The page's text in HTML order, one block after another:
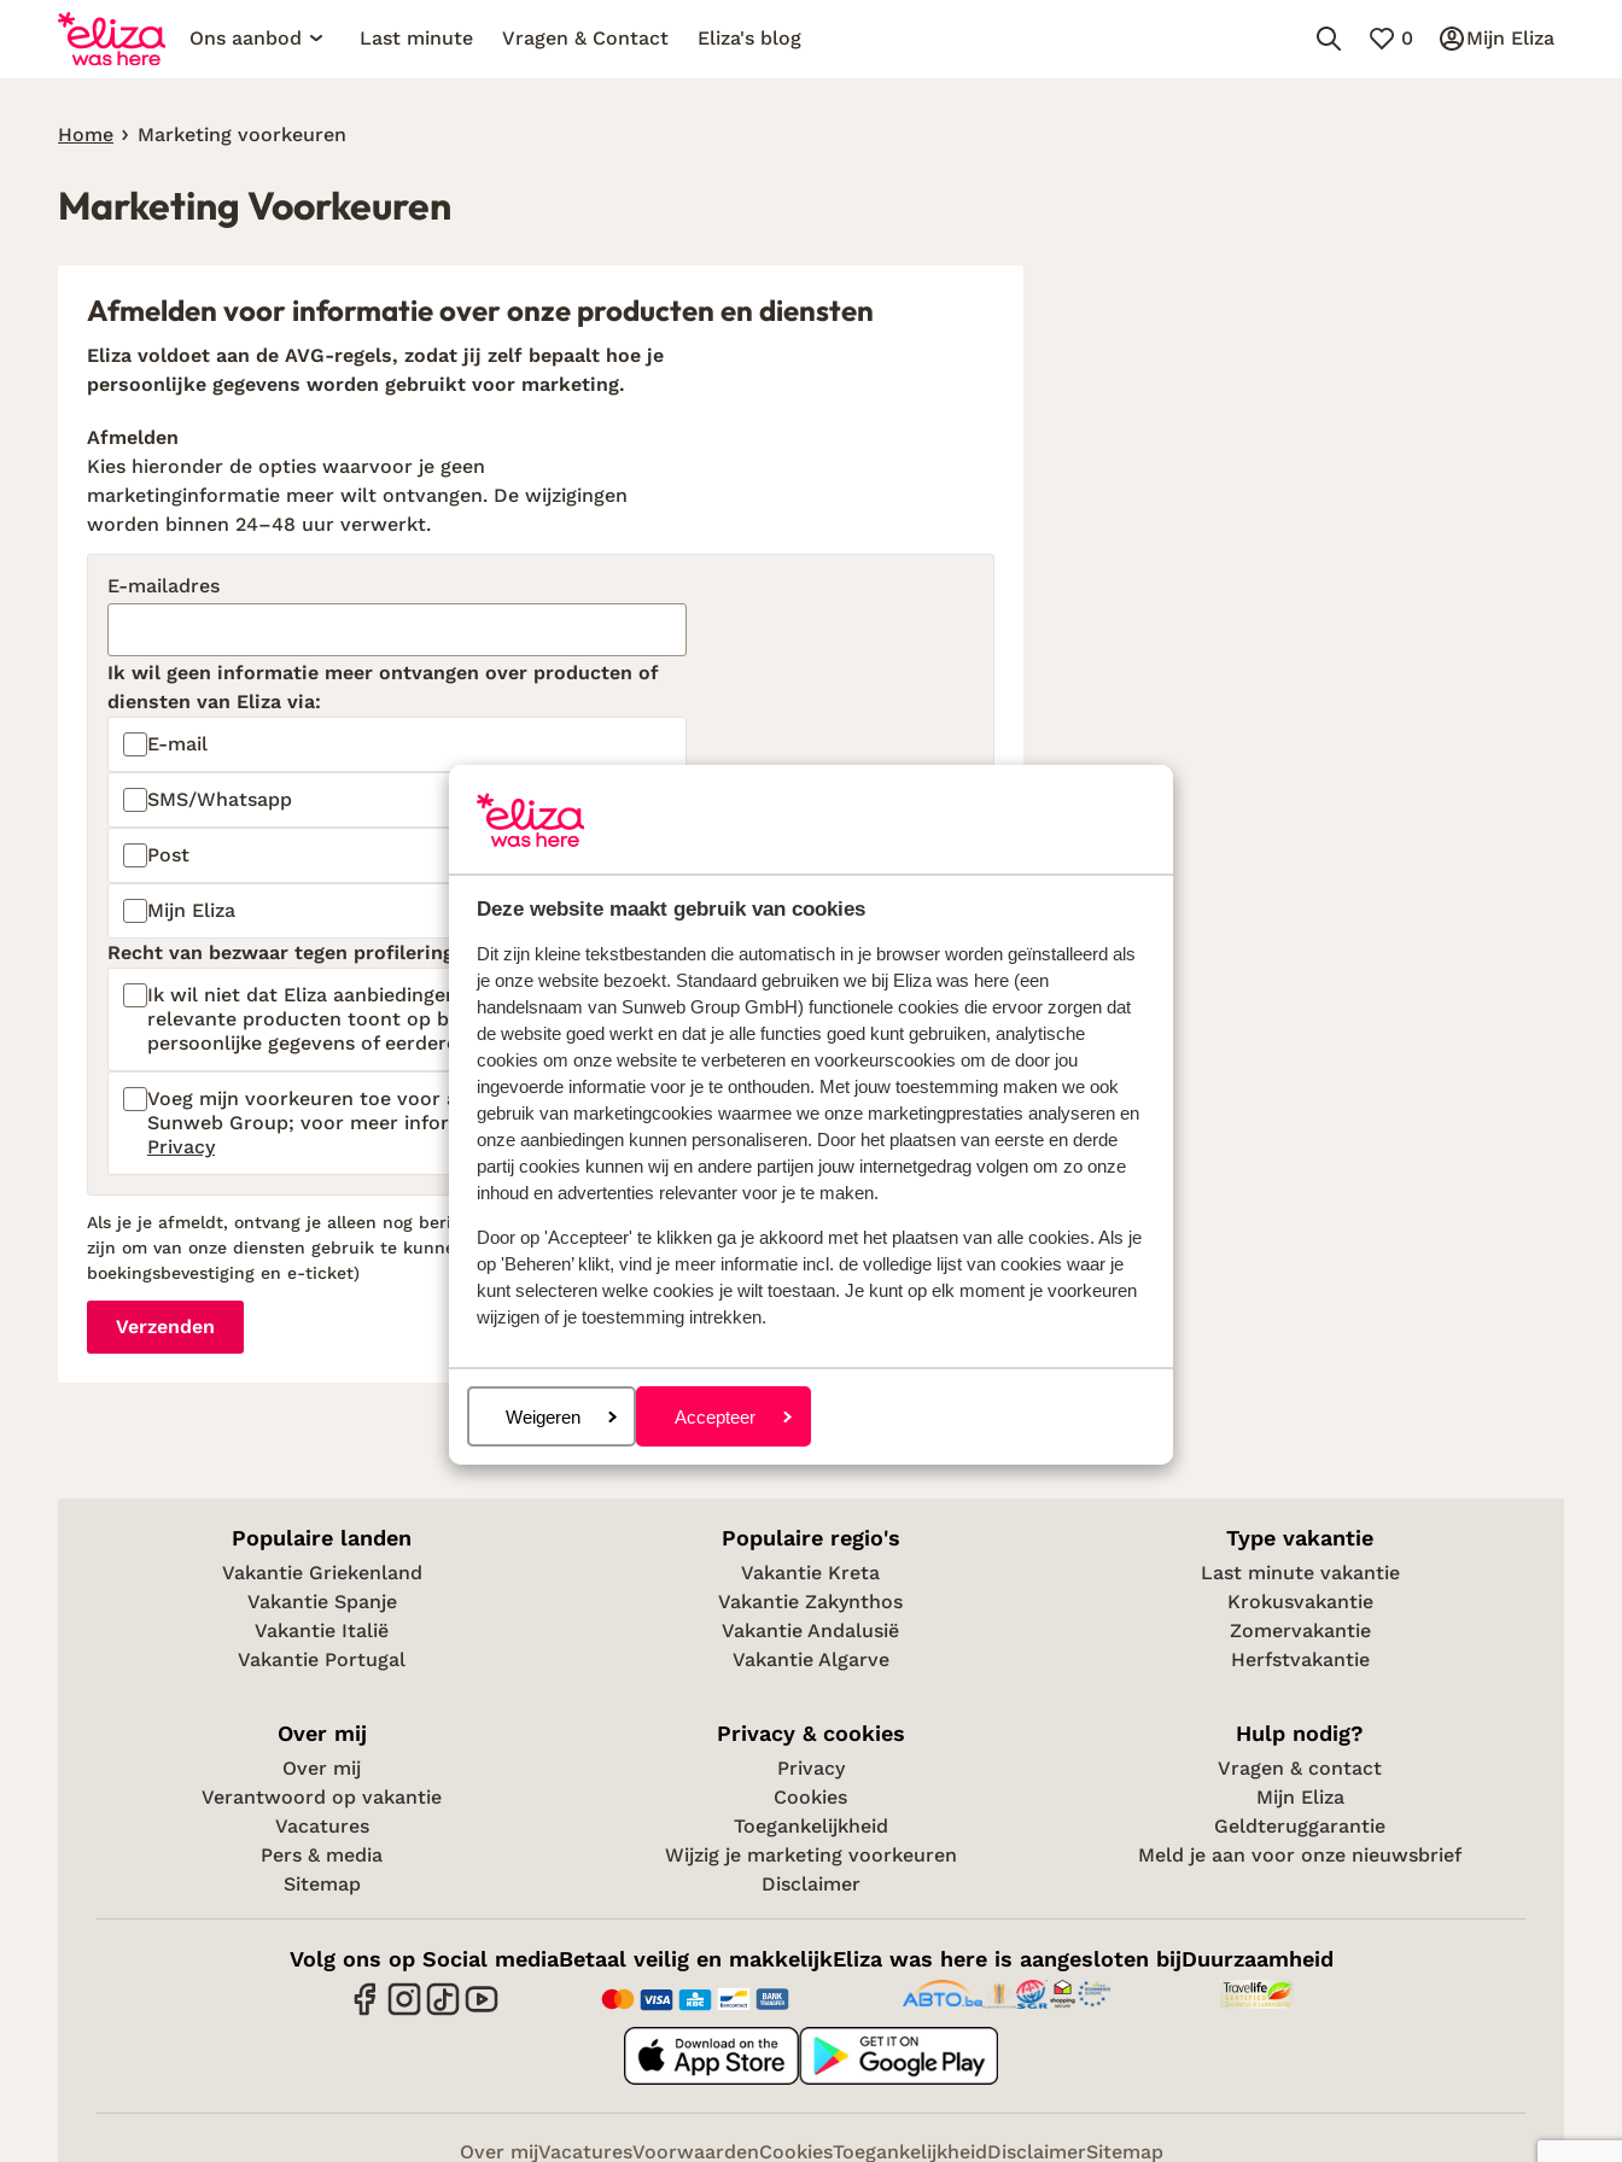
Deze website maakt gebruik van cookies
Dit zijn kleine tekstbestanden die automatisch in je browser worden geïnstalleerd als
je onze website bezoekt. Standaard gebruiken we bij Eliza was here (een
handelsnaam van Sunweb Group GmbH) functionele cookies die ervoor zorgen dat
de website goed werkt en dat je alle functies goed kunt gebruiken, analytische
cookies om onze website te verbeteren en voorkeurscookies om de door jou
ingevoerde informatie voor je te onthouden. Met jouw toestemming maken we ook
gebruik van marketingcookies waarmee we onze marketingprestaties analyseren en
onze aanbiedingen kunnen personaliseren. Door het plaatsen van eerste en derde
partij cookies kunnen wij en andere partijen jouw internetgedrag volgen om zo onze
inhoud en advertenties relevanter voor je te maken.
Door op 'Accepteer' te klikken ga je akkoord met het plaatsen van alle cookies. Als je
op 'Beheren’ klikt, vind je meer informatie incl. de volledige lijst van cookies waar je
kunt selecteren welke cookies je wilt toestaan. Je kunt op elk moment je voorkeuren
wijzigen of je toestemming intrekken.
Beheren
Weigeren Accepteer
Ons aanbod
Last minute Vragen & Contact Eliza's blog 0 Mijn Eliza
Home Marketing voorkeuren
Marketing Voorkeuren
Afmelden voor informatie over onze producten en diensten
Eliza voldoet aan de AVG-regels, zodat jij zelf bepaalt hoe je
persoonlijke gegevens worden gebruikt voor marketing.
Afmelden
Kies hieronder de opties waarvoor je geen
marketinginformatie meer wilt ontvangen. De wijzigingen
worden binnen 24–48 uur verwerkt.
E-mailadres
Ik wil geen informatie meer ontvangen over producten of
diensten van Eliza via:
E-mail
SMS/Whatsapp
Post
Mijn Eliza
Recht van bezwaar tegen profilering voor direct marketing
Ik wil niet dat Eliza aanbiedingen personaliseert of
relevante producten toont op basis van mijn
persoonlijke gegevens of eerdere aankopen.
Voeg mijn voorkeuren toe voor alle merken van
Sunweb Group; voor meer informatie bezoek onze
Privacy
Als je je afmeldt, ontvang je alleen nog berichten die noodzakelijk
zijn om van onze diensten gebruik te kunnen maken (zoals
boekingsbevestiging en e-ticket)
Verzenden
Populaire landen
Vakantie Griekenland
Vakantie Spanje
Vakantie Italië
Vakantie Portugal
Populaire regio's
Vakantie Kreta
Vakantie Zakynthos
Vakantie Andalusië
Vakantie Algarve
Type vakantie
Last minute vakantie
Krokusvakantie
Zomervakantie
Herfstvakantie
Over mij
Over mij
Verantwoord op vakantie
Vacatures
Pers & media
Sitemap
Privacy & cookies
Privacy
Cookies
Toegankelijkheid
Wijzig je marketing voorkeuren
Disclaimer
Hulp nodig?
Vragen & contact
Mijn Eliza
Geldteruggarantie
Meld je aan voor onze nieuwsbrief
Volg ons op Social mediaBetaal veilig en makkelijkEliza was here is aangesloten bijDuurzaamheid
Over mijVacaturesVoorwaardenCookiesToegankelijkheidDisclaimerSitemap